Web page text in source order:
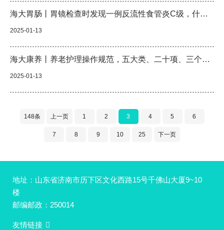
海大胃肠丨胃镜检查时发现一例反流性食管炎C级，什么症状，哪些诱因，怎么预防？
2025-01-13
海大康养丨养老护理操作规范，五大类、二十项、三个环节，收藏版
2025-01-13
148条 上一页 1 2 3 4 5 6
7 8 9 10 25 下一页
地址：山东省济南市历下区文化西路15号千佛山大厦9~10
楼
邮编邮政：250014
友情链接